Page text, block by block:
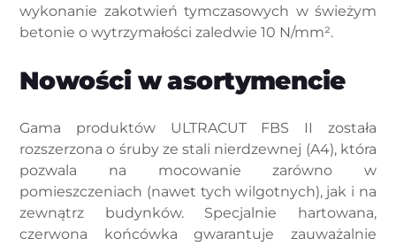
wykonanie zakotwień tymczasowych w świeżym
betonie o wytrzymałości zaledwie 10 N/mm².
Nowości w asortymencie
Gama produktów ULTRACUT FBS II została
rozszerzona o śruby ze stali nierdzewnej (A4), która
pozwala na mocowanie zarówno w
pomieszczeniach (nawet tych wilgotnych), jak i na
zewnątrz budynków. Specjalnie hartowana,
czerwona końcówka gwarantuje zauważalnie